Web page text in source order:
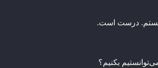
درست است.
بکنیم؟